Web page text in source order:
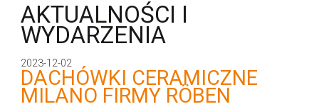
AKTUALNOŚCI I
WYDARZENIA
2023-12-02
DACHÓWKI CERAMICZNE
MILANO FIRMY RÖBEN